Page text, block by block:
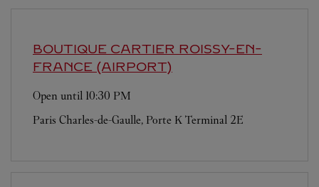
BOUTIQUE CARTIER ROISSY-EN-
FRANCE (AIRPORT)
Open until 10:30 PM
Paris Charles-de-Gaulle, Porte K Terminal 2E